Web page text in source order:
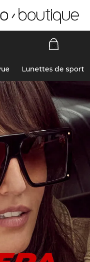
Lunettes de sport